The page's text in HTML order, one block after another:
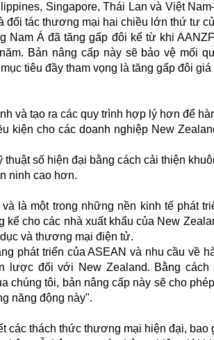
Singapore, Thái Lan và Việt
đối tác thương mại hai chiều lớn thứ tư
Á đã tăng gấp đôi kể từ khi
Bản nâng cấp này sẽ bảo vệ mối
tiêu đầy tham vọng là tăng gấp đôi giá
và tạo ra các quy trình hợp lý hơn để
kiện cho các doanh nghiệp New
số hiện đại bằng cách cải thiện
ninh cao hơn.
là một trong những nền kinh tế phát
cho các nhà xuất khẩu của New
và thương mại điện tử.
phát triển của ASEAN và nhu cầu về
lược đối với New Zealand. Bằng cách
chúng tôi, bản nâng cấp này sẽ cho
năng động này".
các thách thức thương mại hiện đại, bao